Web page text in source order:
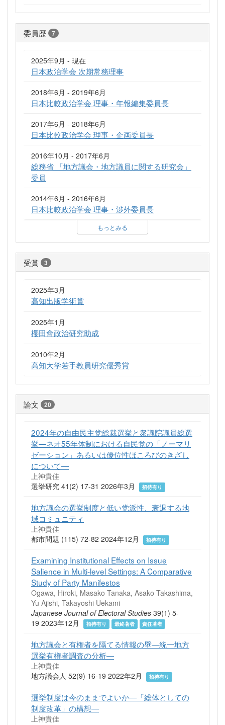
委員歴 7
2025年9月 - 現在
日本政治学会 次期常務理事
2018年6月 - 2019年6月
日本比較政治学会 理事・年報編集委員長
2017年6月 - 2018年6月
日本比較政治学会 理事・企画委員長
2016年10月 - 2017年6月
総務省 「地方議会・地方議員に関する研究会」
委員
2014年6月 - 2016年6月
日本比較政治学会 理事・渉外委員長
もっとみる
受賞 3
2025年3月
高知出版学術賞
2025年1月
櫻田會政治研究助成
2010年2月
高知大学若手教員研究優秀賞
論文 20
2024年の自由民主党総裁選挙と衆議院議員総選
挙―ネオ55年体制における自民党の「ノーマリ
ゼーション」あるいは優位性ほころびのきざし
について―
上神貴佳
選挙研究 41(2) 17-31 2026年3月
招待有り
地方議会の選挙制度と低い党派性、衰退する地
域コミュニティ
上神貴佳
都市問題 (115) 72-82 2024年12月
招待有り
Examining Institutional Effects on Issue
Salience in Multi-level Settings: A Comparative
Study of Party Manifestos
Ogawa, Hiroki, Masako Tanaka, Asako Takashima,
Yu Ajishi, Takayoshi Uekami
Japanese Journal of Electoral Studies 39(1) 5-
19 2023年12月
招待有り 最終著者 責任著者
地方議会と有権者を隔てる情報の壁―統一地方
選挙有権者調査の分析―
上神貴佳
地方議会人 52(9) 16-19 2022年2月
招待有り
選挙制度は今のままでよいか―「総体としての
制度改革」の構想―
上神貴佳